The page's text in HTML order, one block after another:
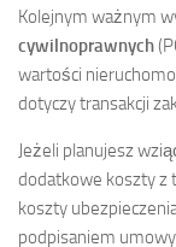
Kolejnym ważnym
cywilnoprawnych
wartości
dotyczy transakcji
Jeżeli planujesz
dodatkowe koszty z
koszty
podpisaniem